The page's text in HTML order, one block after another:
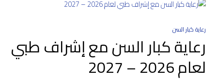
رعاية كبار السن
رعاية كبار السن مع إشراف طبي
لعام 2026 – 2027